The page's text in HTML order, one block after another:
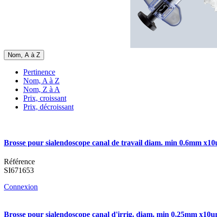
Nom, A à Z
Pertinence
Nom, A à Z
Nom, Z à A
Prix, croissant
Prix, décroissant
Brosse pour sialendoscope canal de travail diam. min 0.6mm
Référence
SI671653
Connexion
Brosse pour sialendoscope canal d'irrig. diam. min 0,25mm